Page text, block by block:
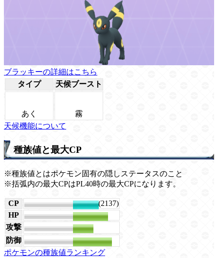
ブラッキーの詳細はこちら
タイプ
天候ブースト
あく
霧
天候機能について
種族値と最大CP
※種族値とはポケモン固有の隠しステータスのこと
※括弧内の最大CPはPL40時の最大CPになります。
CP
2416 (2137)
HP
216
攻撃
126
防御
240
ポケモンの種族値ランキング